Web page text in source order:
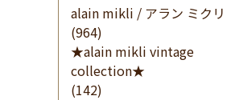
alain mikli / アラン ミクリ
(964)
★alain mikli vintage
collection★
(142)